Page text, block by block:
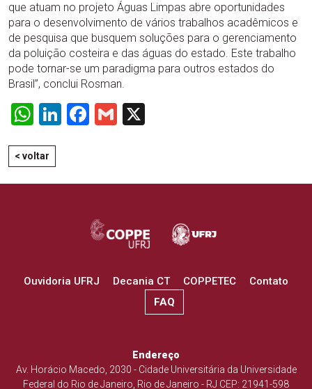
que atuam no projeto Águas Limpas abre oportunidades
para o desenvolvimento de vários trabalhos acadêmicos e
de pesquisa que busquem soluções para o gerenciamento
da poluição costeira e das águas do estado. Este trabalho
pode tornar-se um paradigma para outros estados do
Brasil”, conclui Rosman.
WhatsApp
LinkedIn
Facebook
Gmail
< voltar
Ouvidoria UFRJ Decania CT COPPETEC
Contato
FAQ
Endereço
Av. Horácio Macedo, 2030 - Cidade Universitária da Universidade
Federal do Rio de Janeiro, Rio de Janeiro - RJ CEP: 21941-598